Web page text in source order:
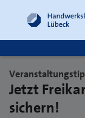
Suche
Jetzt
sichern!